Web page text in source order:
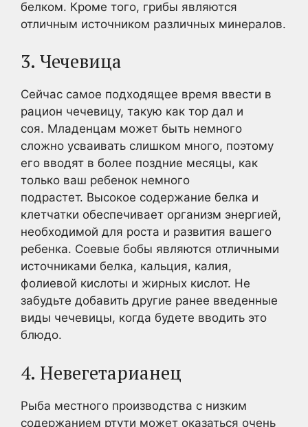
белком. Кроме того, грибы являются
отличным источником различных минералов.
3. Чечевица
Сейчас самое подходящее время ввести в
рацион чечевицу, такую как тор дал и
соя. Младенцам может быть немного
сложно усваивать слишком много, поэтому
его вводят в более поздние месяцы, как
только ваш ребенок немного
подрастет. Высокое содержание белка и
клетчатки обеспечивает организм энергией,
необходимой для роста и развития вашего
ребенка. Соевые бобы являются отличными
источниками белка, кальция, калия,
фолиевой кислоты и жирных кислот. Не
забудьте добавить другие ранее введенные
виды чечевицы, когда будете вводить это
блюдо.
4. Невегетарианец
Рыба местного производства с низким
содержанием ртути может оказаться очень